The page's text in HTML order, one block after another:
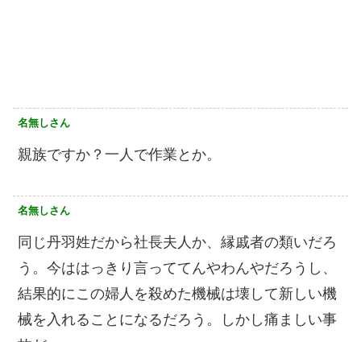
名無しさん
親族ですか？一人で作業とか。
名無しさん
同じ丹羽姓だから社長夫人か、縁戚者の類いだろ
う。今ははっきり言っててんやわんやだろうし、
結果的にこの婦人を殺めた機械は壊して新しい機
械を入れることになるだろう。しかし痛ましい事